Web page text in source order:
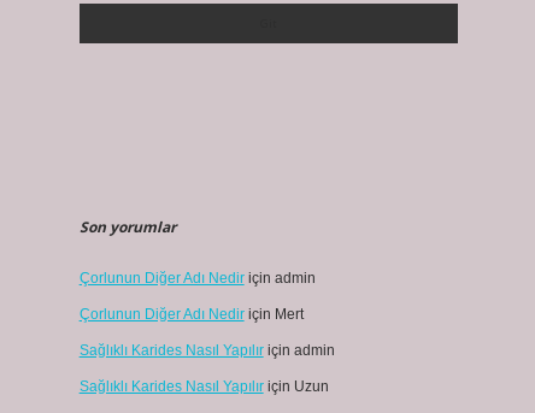
Son yorumlar
Çorlunun Diğer Adı Nediriçin admin
Çorlunun Diğer Adı Nediriçin Mert
Sağlıklı Karides Nasıl Yapılıriçin admin
Sağlıklı Karides Nasıl Yapılıriçin Uzun